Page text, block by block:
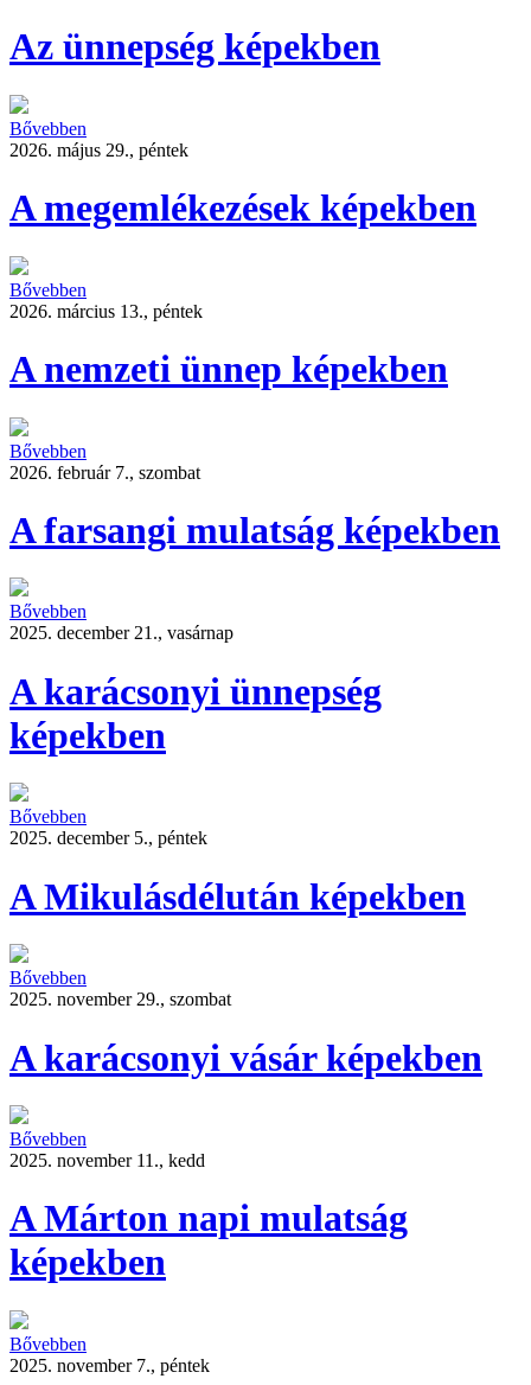
Az ünnepség képekben
Bővebben
2026. május 29., péntek
A megemlékezések képekben
Bővebben
2026. március 13., péntek
A nemzeti ünnep képekben
Bővebben
2026. február 7., szombat
A farsangi mulatság képekben
Bővebben
2025. december 21., vasárnap
A karácsonyi ünnepség
képekben
Bővebben
2025. december 5., péntek
A Mikulásdélután képekben
Bővebben
2025. november 29., szombat
A karácsonyi vásár képekben
Bővebben
2025. november 11., kedd
A Márton napi mulatság
képekben
Bővebben
2025. november 7., péntek